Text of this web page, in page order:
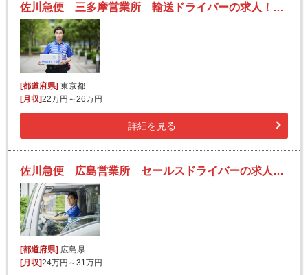
佐川急便 三多摩営業所 輸送ドライバーの求人！安定収入と働きがい！大手の佐川急便で長期的に活躍できるチャンス♪
[都道府県]東京都
[月収]22万円～26万円
詳細を見る
佐川急便 広島営業所 セールスドライバーの求人！安定収入と働きがい！大手の佐川急便で長期的に活躍できるチャンス♪
[都道府県] 広島県
[月収]24万円～31万円